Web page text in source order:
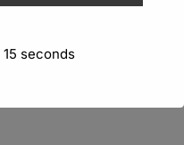
15 seconds